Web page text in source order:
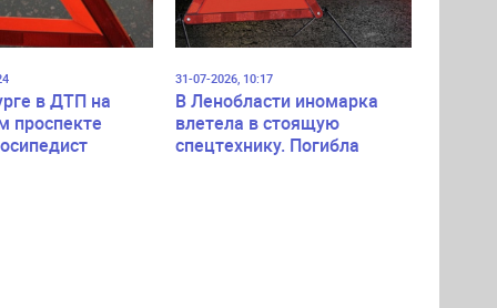
в ДТП на
проспекте
31-07-2026, 10:17
В Ленобласти иномарка
влетела в стоящую
спецтехнику. Погибла